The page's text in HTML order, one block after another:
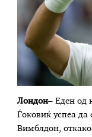
Лондон– Еден од
Ѓоковиќ успеа да
Вимблдон, откако